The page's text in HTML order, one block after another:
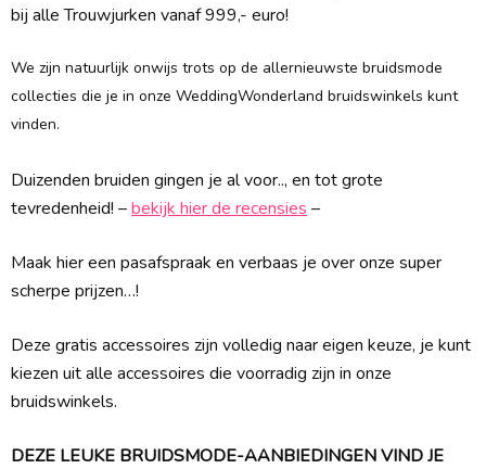
bij alle Trouwjurken vanaf 999,- euro!
We zijn natuurlijk onwijs trots op de allernieuwste bruidsmode
collecties die je in onze WeddingWonderland bruidswinkels kunt
vinden.
Duizenden bruiden gingen je al voor.., en tot grote
tevredenheid! –bekijk hier de recensies –
Maak hier een pasafspraak en verbaas je over onze super
scherpe prijzen…!
Deze gratis accessoires zijn volledig naar eigen keuze, je kunt
kiezen uit alle accessoires die voorradig zijn in onze
bruidswinkels.
DEZE LEUKE BRUIDSMODE-AANBIEDINGEN VIND JE